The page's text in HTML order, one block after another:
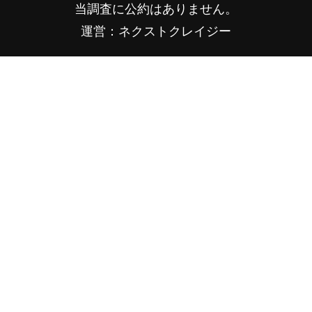
当調査に公約はありません。
運営：ネクストクレイジー